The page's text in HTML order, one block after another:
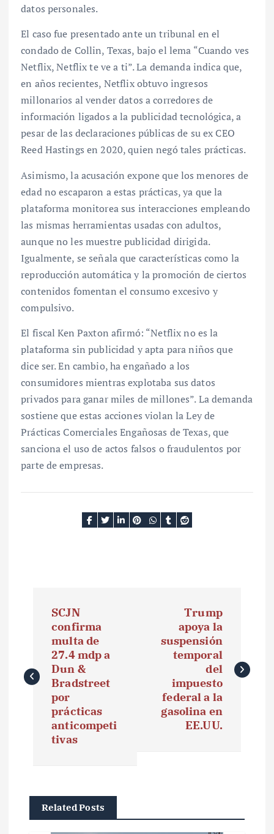
datos personales.
El caso fue presentado ante un tribunal en el
condado de Collin, Texas, bajo el lema “Cuando ves
Netflix, Netflix te ve a ti”. La demanda indica que,
en años recientes, Netflix obtuvo ingresos
millonarios al vender datos a corredores de
información ligados a la publicidad tecnológica, a
pesar de las declaraciones públicas de su ex CEO
Reed Hastings en 2020, quien negó tales prácticas.
Asimismo, la acusación expone que los menores de
edad no escaparon a estas prácticas, ya que la
plataforma monitorea sus interacciones empleando
las mismas herramientas usadas con adultos,
aunque no les muestre publicidad dirigida.
Igualmente, se señala que características como la
reproducción automática y la promoción de ciertos
contenidos fomentan el consumo excesivo y
compulsivo.
El fiscal Ken Paxton afirmó: “Netflix no es la
plataforma sin publicidad y apta para niños que
dice ser. En cambio, ha engañado a los
consumidores mientras explotaba sus datos
privados para ganar miles de millones”. La demanda
sostiene que estas acciones violan la Ley de
Prácticas Comerciales Engañosas de Texas, que
sanciona el uso de actos falsos o fraudulentos por
parte de empresas.
e
ó
n
SCJN
confirma
multa de
27.4 mdp a
Dun &
Bradstreet
por
prácticas
anticompeti
tivas
Trump
apoya la
suspensión
temporal
del
impuesto
federal a la
gasolina en
EE.UU.
Related Posts